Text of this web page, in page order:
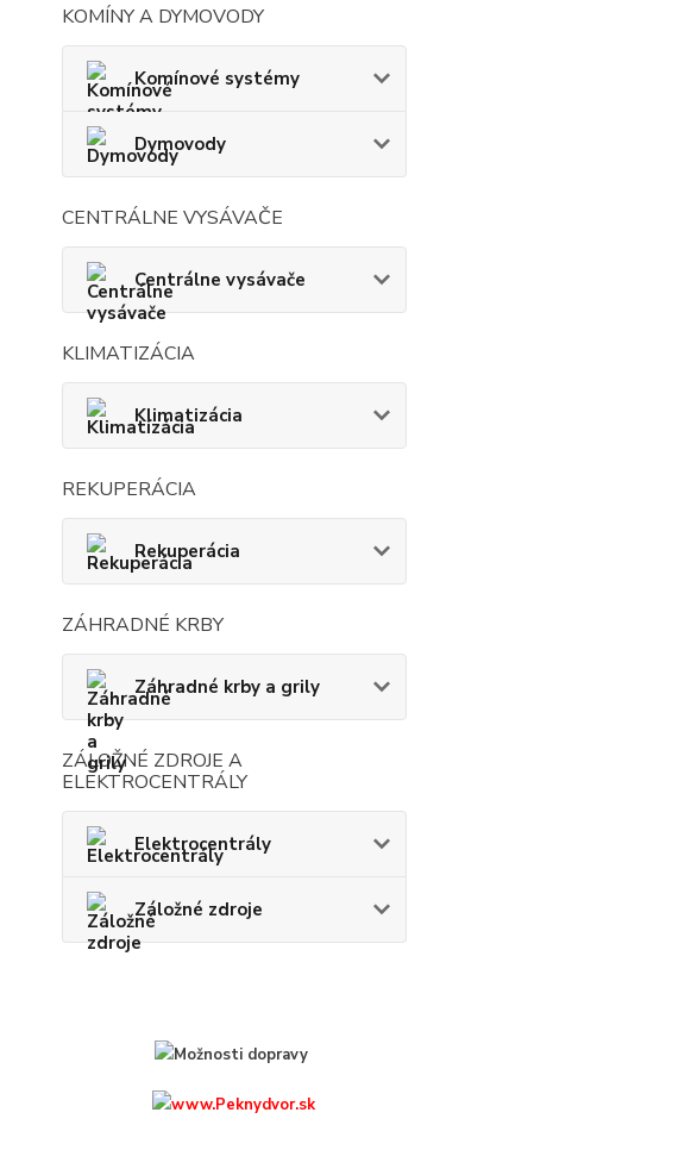
KOMÍNY A DYMOVODY
Komínové systémy
Dymovody
CENTRÁLNE VYSÁVAČE
Centrálne vysávače
KLIMATIZÁCIA
Klimatizácia
REKUPERÁCIA
Rekuperácia
ZÁHRADNÉ KRBY
Záhradné krby a grily
ZÁLOŽNÉ ZDROJE A
ELEKTROCENTRÁLY
Elektrocentrály
Záložné zdroje